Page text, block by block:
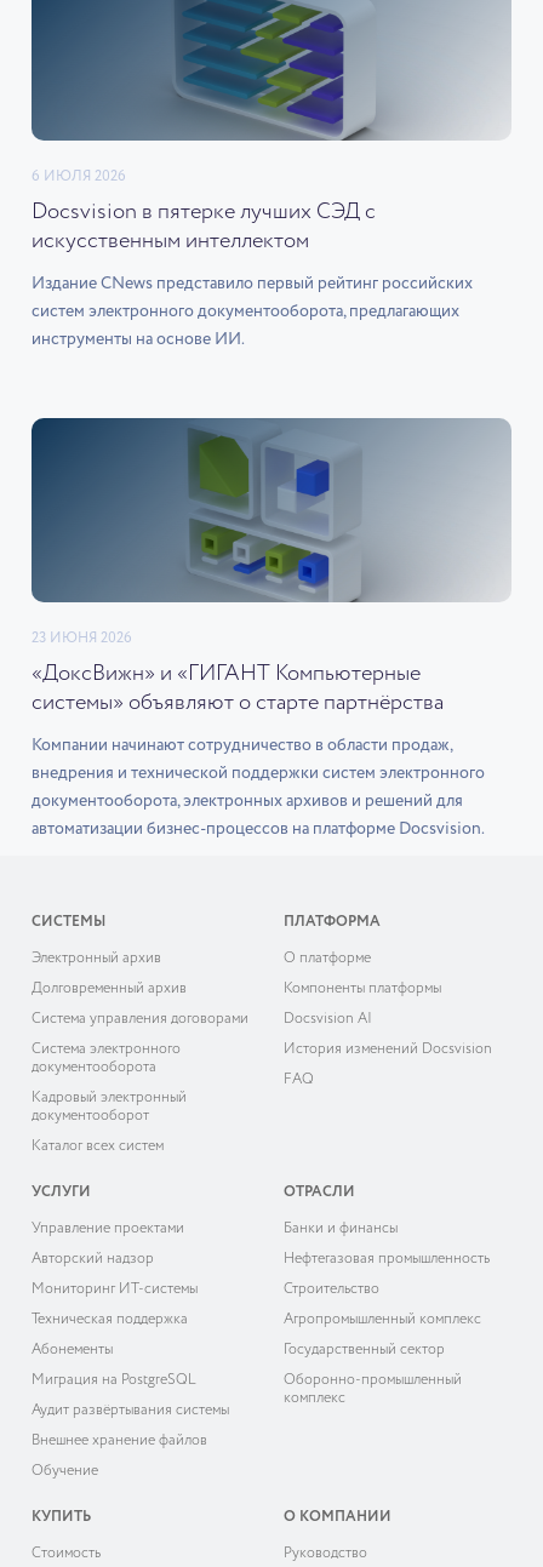
6 ИЮЛЯ 2026
Docsvision в пятерке лучших СЭД с
искусственным интеллектом
Издание CNews представило первый рейтинг российских
систем электронного документооборота, предлагающих
инструменты на основе ИИ.
23 ИЮНЯ 2026
«ДоксВижн» и «ГИГАНТ Компьютерные
системы» объявляют о старте партнёрства
Компании начинают сотрудничество в области продаж,
внедрения и технической поддержки систем электронного
документооборота, электронных архивов и решений для
автоматизации бизнес-процессов на платформе Docsvision.
СИСТЕМЫ
Электронный архив
Долговременный архив
Система управления договорами
Система электронного
документооборота
Кадровый электронный
документооборот
Каталог всех систем
ПЛАТФОРМА
О платформе
Компоненты платформы
Docsvision AI
История изменений Docsvision
FAQ
УСЛУГИ
Управление проектами
Авторский надзор
Мониторинг ИТ-системы
Техническая поддержка
Абонементы
Миграция на PostgreSQL
Аудит развёртывания системы
Внешнее хранение файлов
Обучение
ОТРАСЛИ
Банки и финансы
Нефтегазовая промышленность
Строительство
Агропромышленный комплекс
Государственный сектор
Оборонно-промышленный
комплекс
КУПИТЬ
Cтоимость
О КОМПАНИИ
Руководство